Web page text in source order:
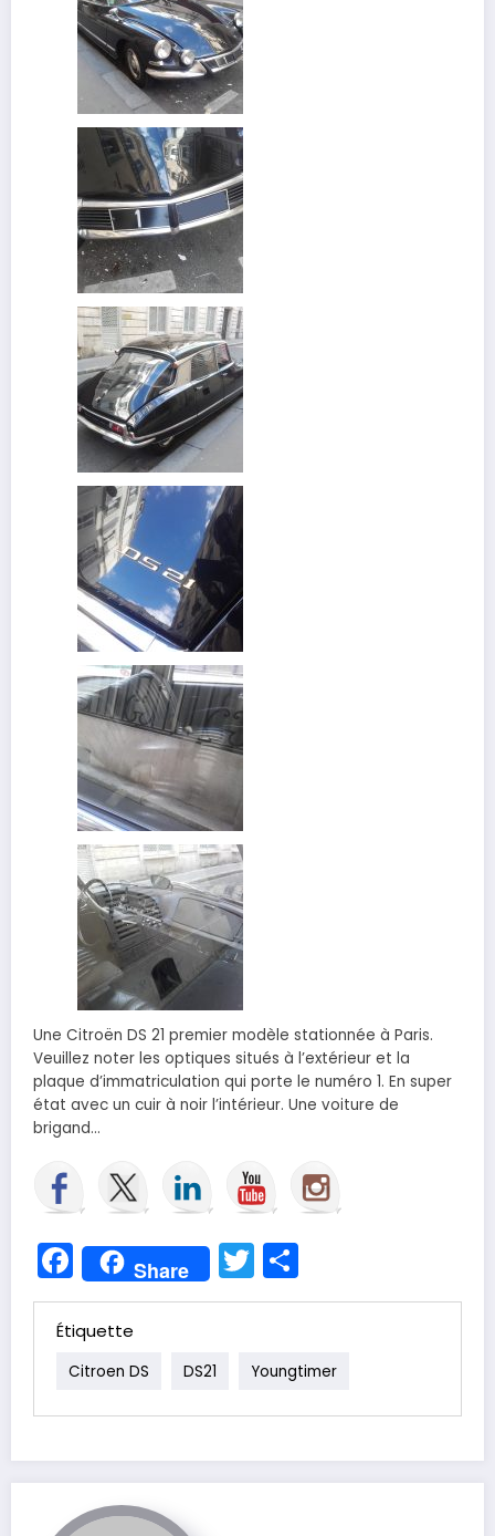
Une Citroën DS 21 premier modèle stationnée à Paris.
Veuillez noter les optiques situés à l’extérieur et la
plaque d’immatriculation qui porte le numéro 1. En super
état avec un cuir à noir l’intérieur. Une voiture de
brigand…
Facebook
Share Twitter
Étiquette
Citroen DS DS21 Youngtimer